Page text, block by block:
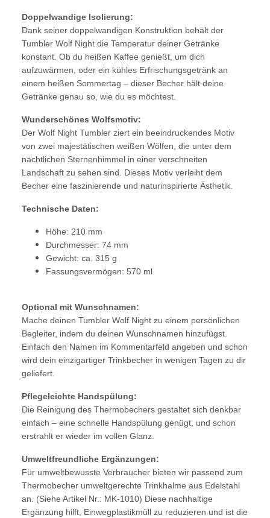
Doppelwandige Isolierung:
Dank seiner doppelwandigen Konstruktion behält der
Tumbler Wolf Night die Temperatur deiner Getränke
konstant. Ob du heißen Kaffee genießt, um dich
aufzuwärmen, oder ein kühles Erfrischungsgetränk an
einem heißen Sommertag – dieser Becher hält deine
Getränke genau so, wie du es möchtest.
Wunderschönes Wolfsmotiv:
Der Wolf Night Tumbler ziert ein beeindruckendes Motiv
von zwei majestätischen weißen Wölfen, die unter dem
nächtlichen Sternenhimmel in einer verschneiten
Landschaft zu sehen sind. Dieses Motiv verleiht dem
Becher eine faszinierende und naturinspirierte Ästhetik.
Technische Daten:
Höhe: 210 mm
Durchmesser: 74 mm
Gewicht: ca. 315 g
Fassungsvermögen: 570 ml
Optional mit Wunschnamen:
Mache deinen Tumbler Wolf Night zu einem persönlichen
Begleiter, indem du deinen Wunschnamen hinzufügst.
Einfach den Namen im Kommentarfeld angeben und schon
wird dein einzigartiger Trinkbecher in wenigen Tagen zu dir
geliefert.
Pflegeleichte Handspülung:
Die Reinigung des Thermobechers gestaltet sich denkbar
einfach – eine schnelle Handspülung genügt, und schon
erstrahlt er wieder im vollen Glanz.
Umweltfreundliche Ergänzungen:
Für umweltbewusste Verbraucher bieten wir passend zum
Thermobecher umweltgerechte Trinkhalme aus Edelstahl
an. (Siehe Artikel Nr.: MK-1010) Diese nachhaltige
Ergänzung hilft, Einwegplastikmüll zu reduzieren und ist die